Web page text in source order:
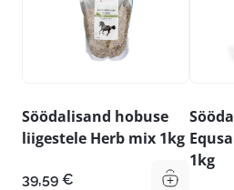
Söödalisand hobuse
liigestele Herb mix 1kg
39,59 €
1kg